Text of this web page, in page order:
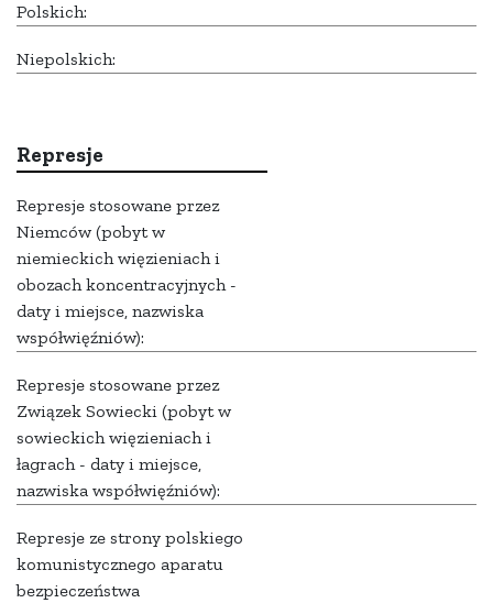
Polskich:
Niepolskich:
Represje
Represje stosowane przez
Niemców (pobyt w
niemieckich więzieniach i
obozach koncentracyjnych -
daty i miejsce, nazwiska
współwięźniów):
Represje stosowane przez
Związek Sowiecki (pobyt w
sowieckich więzieniach i
łagrach - daty i miejsce,
nazwiska współwięźniów):
Represje ze strony polskiego
komunistycznego aparatu
bezpieczeństwa